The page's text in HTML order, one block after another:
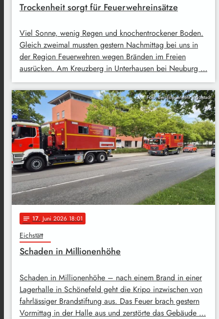
Trockenheit sorgt für Feuerwehreinsätze
Viel Sonne, wenig Regen und knochentrockener Boden.
Gleich zweimal mussten gestern Nachmittag bei uns in
der Region Feuerwehren wegen Bränden im Freien
ausrücken. Am Kreuzberg in Unterhausen bei Neuburg …
Foto: Berufsfeuerwehr Ingolstadt
notes 17. Juni 2026 18:01
Eichstätt
Schaden in Millionenhöhe
Schaden in Millionenhöhe – nach einem Brand in einer
Lagerhalle in Schönefeld geht die Kripo inzwischen von
fahrlässiger Brandstiftung aus. Das Feuer brach gestern
Vormittag in der Halle aus und zerstörte das Gebäude …